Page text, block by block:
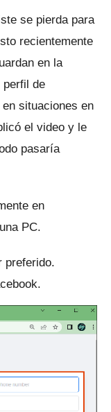
se pierda para
recientemente
en la
perfil de
situaciones en
el video y le
pasaría
en
PC.
preferido.